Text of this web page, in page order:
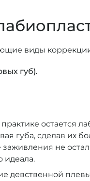
виды
губ).
остается
губа, сделав их
не
идеала.
девственной